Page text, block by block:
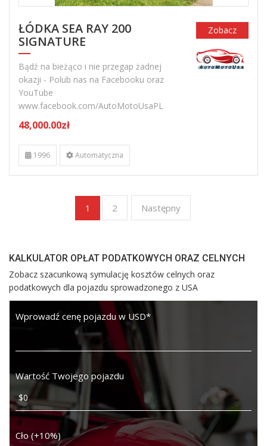
ŁÓDKA SEA RAY 200
SIGNATURE
Bądź na bieżąco i nie przegap żadnej
okazji - Polub nas na Facebooku oraz
YouTube
www.facebook.com/AutoMotoUsaPL
48,000.00zł
Zobacz
1996 Automatyczna
1 2 Następny
KALKULATOR OPŁAT PODATKOWYCH ORAZ CELNYCH
Zobacz szacunkową symulację kosztów celnych oraz
podatkowych dla pojazdu sprowadzonego z USA
Wprowadź cenę pojazdu w USD*
Wartość Twojego pojazdu
Cło (+10%)